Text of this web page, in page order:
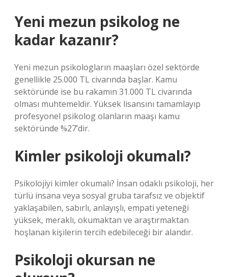
Yeni mezun psikolog ne
kadar kazanır?
Yeni mezun psikologların maaşları özel sektörde
genellikle 25.000 TL civarında başlar. Kamu
sektöründe ise bu rakamın 31.000 TL civarında
olması muhtemeldir. Yüksek lisansını tamamlayıp
profesyonel psikolog olanların maaşı kamu
sektöründe %27’dir.
Kimler psikoloji okumalı?
Psikolojiyi kimler okumalı? İnsan odaklı psikoloji, her
türlü insana veya sosyal gruba tarafsız ve objektif
yaklaşabilen, sabırlı, anlayışlı, empati yeteneği
yüksek, meraklı, okumaktan ve araştırmaktan
hoşlanan kişilerin tercih edebileceği bir alandır.
Psikoloji okursan ne